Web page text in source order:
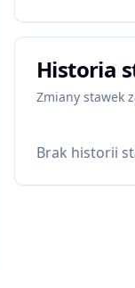
Historia
Zmiany stawek
Brak historii